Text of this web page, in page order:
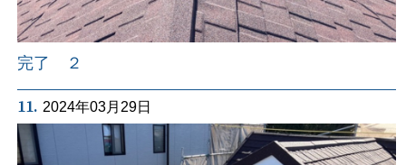
完了 ２
11. 2024年03月29日